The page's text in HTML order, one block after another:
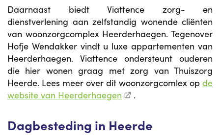
Daarnaast biedt Viattence zorg- en
dienstverlening aan zelfstandig wonende cliënten
van woonzorgcomplex Heerderhaegen. Tegenover
Hofje Wendakker vindt u luxe appartementen van
Heerderhaegen. Viattence ondersteunt ouderen
die hier wonen graag met zorg van Thuiszorg
Heerde. Lees meer over dit woonzorgcomlex op de
website van Heerderhaegen
.
Dagbesteding in Heerde